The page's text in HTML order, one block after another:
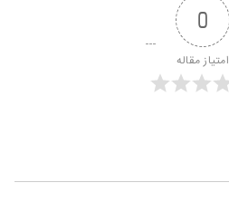
0
امتیاز مقاله